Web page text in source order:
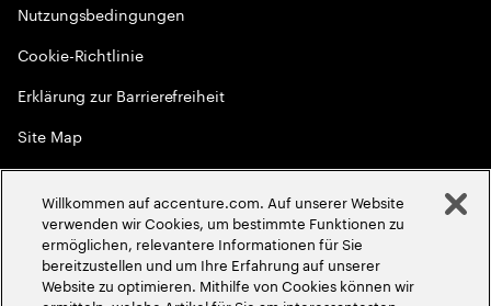
Nutzungsbedingungen
Cookie-Richtlinie
Erklärung zur Barrierefreiheit
Site Map
Globale Meritokratie
2026Accenture. Alle Rechte vorbehalten
Willkommen auf accenture.com. Auf unserer Website
verwenden wir Cookies, um bestimmte Funktionen zu
ermöglichen, relevantere Informationen für Sie
bereitzustellen und um Ihre Erfahrung auf unserer
Website zu optimieren. Mithilfe von Cookies können wir